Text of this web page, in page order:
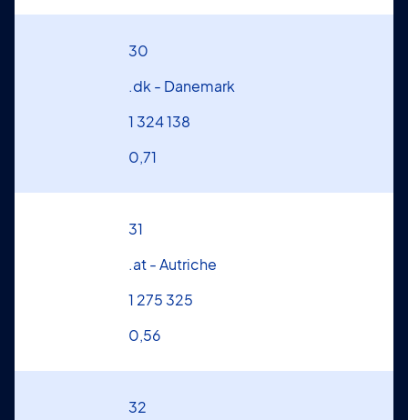
30
.dk - Danemark
1 324 138
0,71
31
.at - Autriche
1 275 325
0,56
32